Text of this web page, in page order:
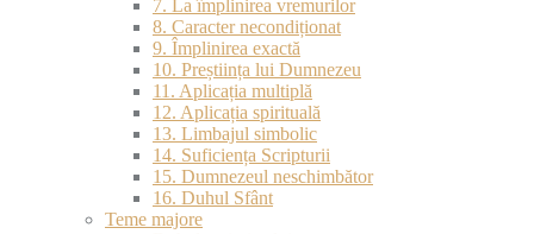
7. La împlinirea vremurilor
8. Caracter necondiționat
9. Împlinirea exactă
10. Preștiința lui Dumnezeu
11. Aplicația multiplă
12. Aplicația spirituală
13. Limbajul simbolic
14. Suficiența Scripturii
15. Dumnezeul neschimbător
16. Duhul Sfânt
Teme majore